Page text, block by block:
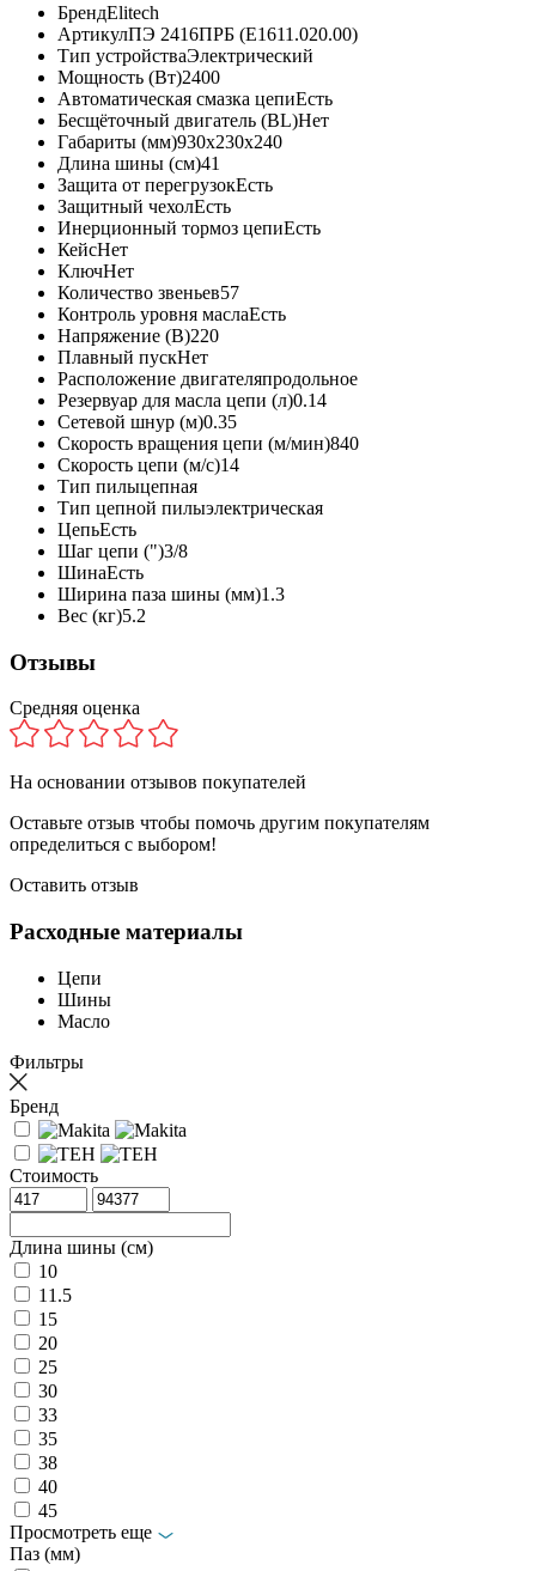
БрендElitech
АртикулПЭ 2416ПРБ (E1611.020.00)
Тип устройстваЭлектрический
Мощность (Вт)2400
Автоматическая смазка цепиЕсть
Бесщёточный двигатель (BL)Нет
Габариты (мм)930x230x240
Длина шины (см)41
Защита от перегрузокЕсть
Защитный чехолЕсть
Инерционный тормоз цепиЕсть
КейсНет
КлючНет
Количество звеньев57
Контроль уровня маслаЕсть
Напряжение (В)220
Плавный пускНет
Расположение двигателяпродольное
Резервуар для масла цепи (л)0.14
Сетевой шнур (м)0.35
Скорость вращения цепи (м/мин)840
Скорость цепи (м/с)14
Тип пилыцепная
Тип цепной пилыэлектрическая
ЦепьЕсть
Шаг цепи (")3/8
ШинаЕсть
Ширина паза шины (мм)1.3
Вес (кг)5.2
Отзывы
Средняя оценка
На основании отзывов покупателей
Оставьте отзыв чтобы помочь другим покупателям
определиться с выбором!
Оставить отзыв
Расходные материалы
Цепи
Шины
Масло
Фильтры
Бренд
Стоимость
Длина шины (см)
10
11.5
15
20
25
30
33
35
38
40
45
Просмотреть еще
Паз (мм)